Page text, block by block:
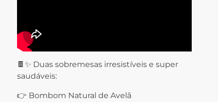
🍫✨ Duas sobremesas irresistíveis e super
saudáveis:
👉 Bombom Natural de Avelã